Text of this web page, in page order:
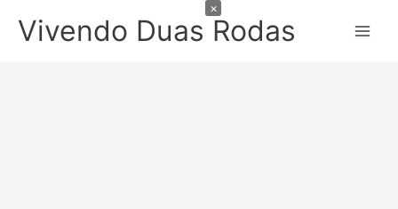
paraVivendo Duas Rodas
×